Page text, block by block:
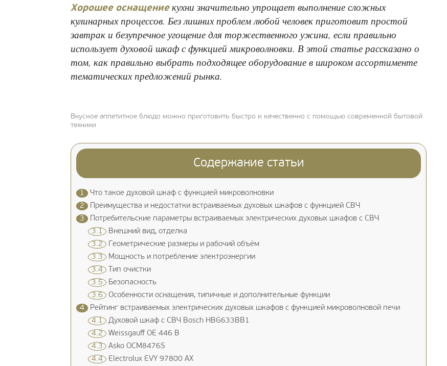
Хорошее оснащениекухни значительно упрощает выполнение сложных
кулинарных процессов. Без лишних проблем любой человек приготовит простой
завтрак и безупречное угощение для торжественного ужина, если правильно
использует духовой шкаф с функцией микроволновки. В этой статье рассказано о
том, как правильно выбрать подходящее оборудование в широком ассортименте
тематических предложений рынка.
Вкусное аппетитное блюдо можно приготовить быстро и качественно с помощью современной бытовой
техники
Содержание статьи
1
Что такое духовой шкаф с функцией микроволновки
2
Преимущества и недостатки встраиваемых духовых шкафов с функцией СВЧ
3
Потребительские параметры встраиваемых электрических духовых шкафов с СВЧ
3.1 Внешний вид, отделка
3.2 Геометрические размеры и рабочий объём
3.3 Мощность и потребление электроэнергии
3.4 Тип очистки
3.5 Безопасность
3.6 Особенности оснащения, типичные и дополнительные функции
4
Рейтинг встраиваемых электрических духовых шкафов с функцией микроволновой печи
4.1 Духовой шкаф с СВЧ Bosch HBG633BB1
4.2 Weissgauff OE 446 B
4.3 Asko OCM8476S
4.4 Electrolux EVY 97800 AX